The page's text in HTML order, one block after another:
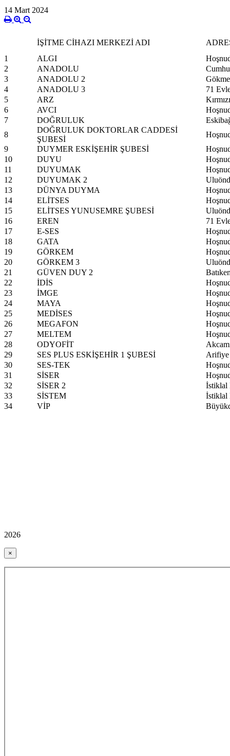
14 Mart 2024
İŞİTME CİHAZI MERKEZİ ADI
1
ALGI
2
ANADOLU
3
ANADOLU 2
4
ANADOLU 3
71
5
ARZ
6
AVCI
7
DOĞRULUK
8
DOĞRULUK DOKTORLAR CADDESİ
ŞUBESİ
9
DUYMER ESKİŞEHİR ŞUBESİ
10
DUYU
11
DUYUMAK
12
DUYUMAK 2
13
DÜNYA DUYMA
14
ELİTSES
15
ELİTSES YUNUSEMRE ŞUBESİ
16
EREN
71
17
E-SES
18
GATA
19
GÖRKEM
20
GÖRKEM 3
21
GÜVEN DUY 2
22
İDİS
23
İMGE
24
MAYA
25
MEDİSES
26
MEGAFON
27
MELTEM
28
ODYOFİT
29
SES PLUS ESKİŞEHİR 1 ŞUBESİ
Arifiye
30
SES-TEK
31
SİSER
32
SİSER 2
İstiklal
33
SİSTEM
İstiklal
34
VİP
2026
×